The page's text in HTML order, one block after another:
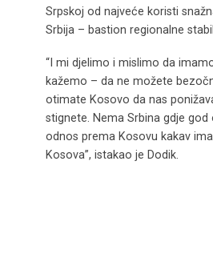
Srpskoj od najveće koristi
Srbija – bastion regionalne
“I mi djelimo i mislimo da
kažemo – da ne možete
otimate Kosovo da nas
stignete. Nema Srbina gdje god
odnos prema Kosovu kakav
Kosova”, istakao je Dodik.